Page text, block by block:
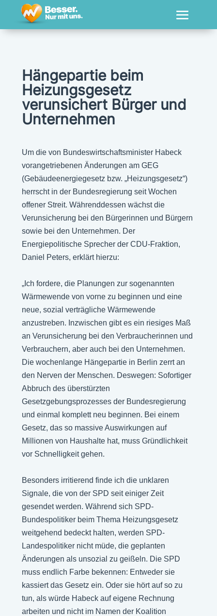
Hängepartie beim
Heizungsgesetz
verunsichert Bürger und
Unternehmen
Um die von Bundeswirtschaftsminister Habeck
vorangetriebenen Änderungen am GEG
(Gebäudeenergiegesetz bzw. „Heizungsgesetz“)
herrscht in der Bundesregierung seit Wochen
offener Streit. Währenddessen wächst die
Verunsicherung bei den Bürgerinnen und Bürgern
sowie bei den Unternehmen. Der
Energiepolitische Sprecher der CDU-Fraktion,
Daniel Peters, erklärt hierzu:
„Ich fordere, die Planungen zur sogenannten
Wärmewende von vorne zu beginnen und eine
neue, sozial verträgliche Wärmewende
anzustreben. Inzwischen gibt es ein riesiges Maß
an Verunsicherung bei den Verbraucherinnen und
Verbrauchern, aber auch bei den Unternehmen.
Die wochenlange Hängepartie in Berlin zerrt an
den Nerven der Menschen. Deswegen: Sofortiger
Abbruch des überstürzten
Gesetzgebungsprozesses der Bundesregierung
und einmal komplett neu beginnen. Bei einem
Gesetz, das so massive Auswirkungen auf
Millionen von Haushalte hat, muss Gründlichkeit
vor Schnelligkeit gehen.
Besonders irritierend finde ich die unklaren
Signale, die von der SPD seit einiger Zeit
gesendet werden. Während sich SPD-
Bundespolitiker beim Thema Heizungsgesetz
weitgehend bedeckt halten, werden SPD-
Landespolitiker nicht müde, die geplanten
Änderungen als unsozial zu geißeln. Die SPD
muss endlich Farbe bekennen: Entweder sie
kassiert das Gesetz ein. Oder sie hört auf so zu
tun, als würde Habeck auf eigene Rechnung
arbeiten und nicht im Namen der Koalition